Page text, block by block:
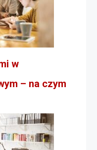
w
– na czym